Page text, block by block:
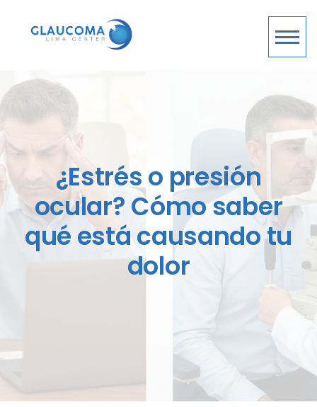
¿Estrés o presión
ocular? Cómo saber
qué está causando tu
dolor